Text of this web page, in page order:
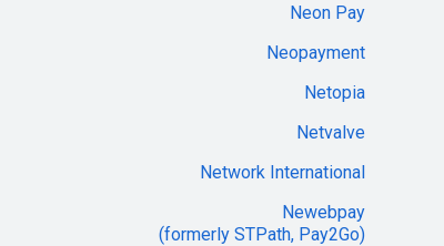
Neon Pay
Neopayment
Netopia
Netvalve
Network International
Newebpay
(formerly STPath, Pay2Go)